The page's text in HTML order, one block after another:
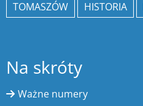
TOMASZÓW
HISTORIA
Na skróty
Ważne numery